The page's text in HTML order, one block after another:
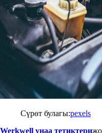
Сүрөт булагы:pexels
Werkwell унаа тетиктери